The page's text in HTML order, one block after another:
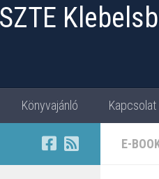
SZTE
Könyvajánló Kapcsolat
E-